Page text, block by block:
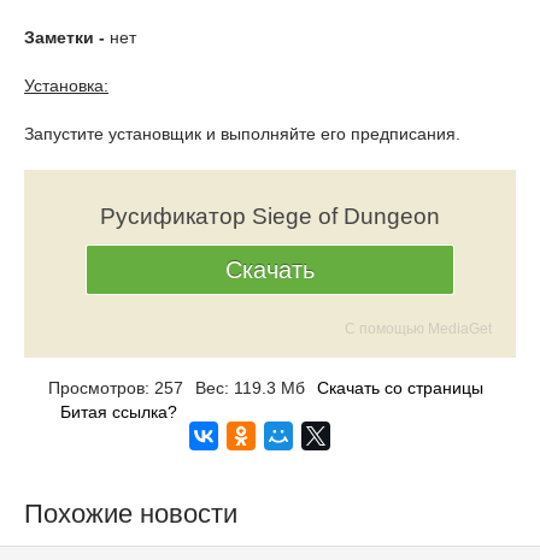
Заметки - нет
Установка:
Запустите установщик и выполняйте его предписания.
Русификатор Siege of Dungeon
Скачать
С помощью MediaGet
Просмотров: 257 Вес: 119.3 Мб
Скачать со страницы
Битая ссылка?
Похожие новости